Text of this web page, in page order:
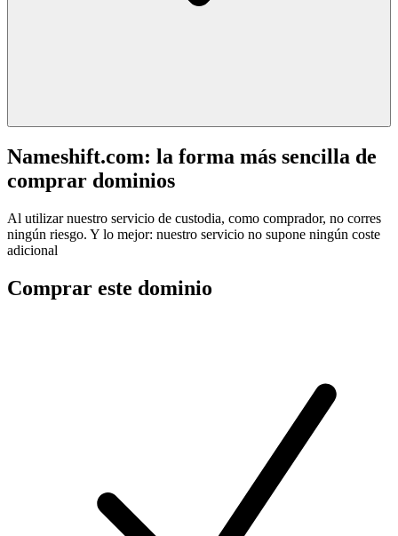
Nameshift.com: la forma más sencilla de
comprar dominios
Al utilizar nuestro servicio de custodia, como comprador, no corres
ningún riesgo. Y lo mejor: nuestro servicio no supone ningún coste
adicional
Comprar este dominio